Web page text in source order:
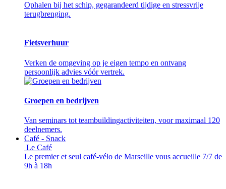
Ophalen bij het schip, gegarandeerd tijdige en stressvrije
terugbrenging.
Fietsverhuur
Verken de omgeving op je eigen tempo en ontvang
persoonlijk advies vóór vertrek.
Groepen en bedrijven
Van seminars tot teambuildingactiviteiten, voor maximaal 120
deelnemers.
Café - Snack
Le Café
Le premier et seul café-vélo de Marseille vous accueille 7/7 de
9h à 18h